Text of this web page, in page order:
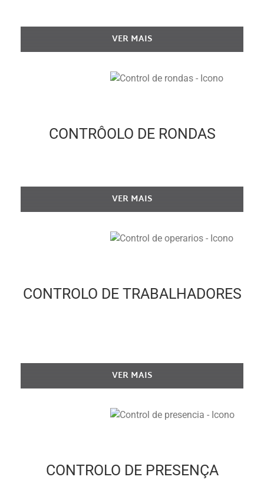
VER MAIS
CONTRÔOLO DE RONDAS
VER MAIS
CONTROLO DE TRABALHADORES
VER MAIS
CONTROLO DE PRESENÇA